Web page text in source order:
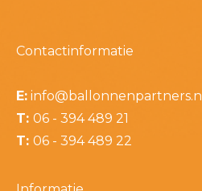
Contactinformatie
E: info@ballonnenpartners.nl
T: 06 - 394 489 21
T: 06 - 394 489 22